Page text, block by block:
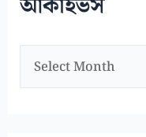
হ
র্কা